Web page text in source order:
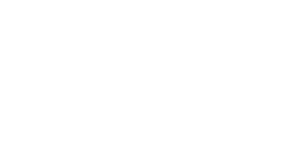
ングの変更など熟成を図り発売！
ェンジし発売！
SUPER FOUR SP」「CB1300 SUPER BOL D’OR SP」に先進の電子制御デバイスを採用し発売！
』を発表！
」を発表!
イトで公開されました！